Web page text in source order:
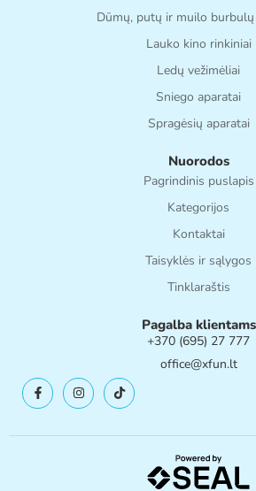
Dūmų, putų ir muilo burbulų
Lauko kino rinkiniai
Ledų vežimėliai
Sniego aparatai
Spragėsių aparatai
Nuorodos
Pagrindinis puslapis
Kategorijos
Kontaktai
Taisyklės ir sąlygos
Tinklaraštis
Pagalba klientams
+370 (695) 27 777
office@xfun.lt